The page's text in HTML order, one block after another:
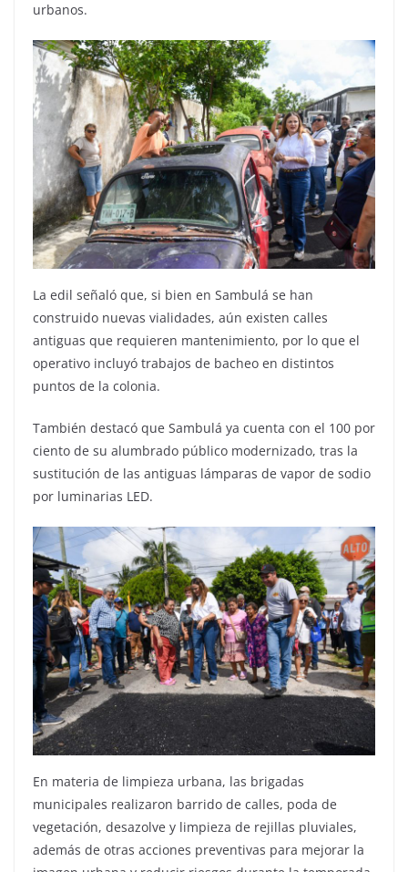
urbanos.
La edil señaló que, si bien en Sambulá se han
construido nuevas vialidades, aún existen calles
antiguas que requieren mantenimiento, por lo que el
operativo incluyó trabajos de bacheo en distintos
puntos de la colonia.
También destacó que Sambulá ya cuenta con el 100 por
ciento de su alumbrado público modernizado, tras la
sustitución de las antiguas lámparas de vapor de sodio
por luminarias LED.
En materia de limpieza urbana, las brigadas
municipales realizaron barrido de calles, poda de
vegetación, desazolve y limpieza de rejillas pluviales,
además de otras acciones preventivas para mejorar la